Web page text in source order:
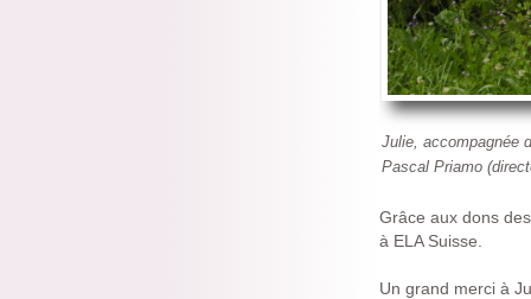
Julie, accompagnée
Pascal Priamo
Grâce aux dons
à ELA Suisse.
Un grand merci à